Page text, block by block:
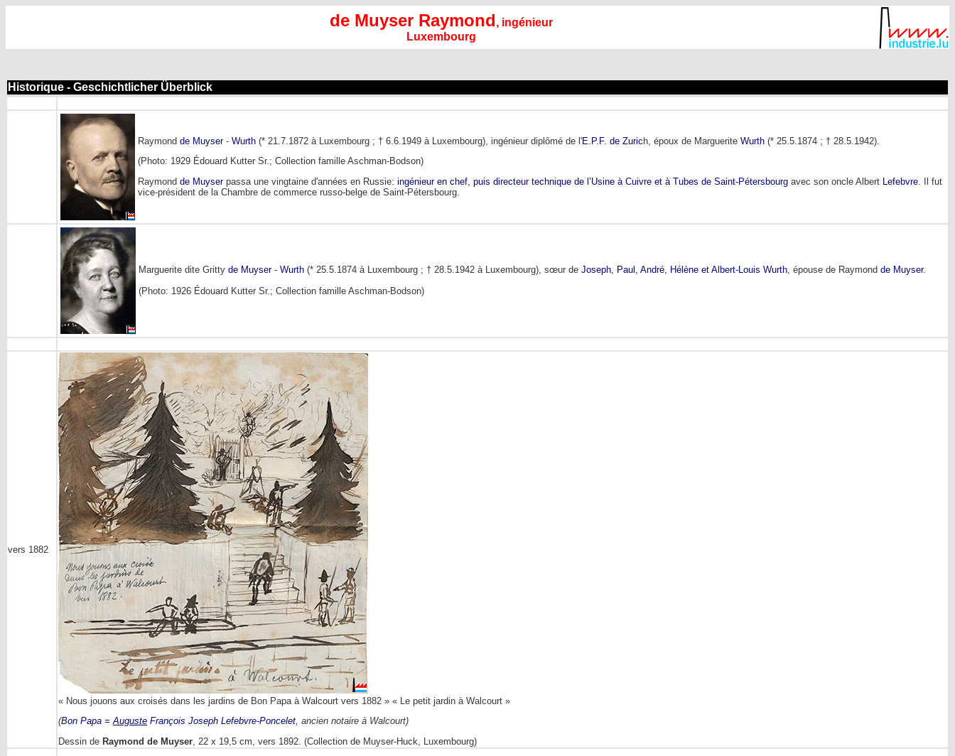
de Muyser Raymond, ingénieur
Luxembourg
Historique - Geschichtlicher Überblick
Raymond de Muyser- Wurth (* 21.7.1872 à Luxembourg ; † 6.6.1949 à Luxembourg), ingénieur diplômé de l'E.P.F. de Zuric h, époux de Marguerite Wurth (* 25.5.1874 ; † 28.5.1942).
(Photo: 1929 Édouard Kutter Sr.; Collection famille Aschman-Bodson)
Raymond de Muyserpassa une vingtaine d'années en Russie: ingénieur en chef, puis directeur technique de l’Usine à Cuivre et à Tubes de Saint-Pétersbourg avec son oncle Albert Lefebvre . Il fut
vice-président de la Chambre de commerce russo-belge de Saint-Pétersbourg.
Marguerite dite Gritty de Muyser- Wurth (* 25.5.1874 à Luxembourg ; † 28.5.1942 à Luxembourg), sœur de Joseph, Paul, André, Hélène et Albert-Louis Wurth, épouse de Raymond de Muyser.
(Photo: 1926 Édouard Kutter Sr.; Collection famille Aschman-Bodson)
vers 1882
« Nous jouons aux croisés dans les jardins de Bon Papa à Walcourt vers 1882 » « Le petit jardin à Walcourt »
(Bon Papa =Auguste François Joseph Lefebvre-Poncelet, ancien notaire à Walcourt)
Dessin de Raymond de Muyser , 22 x 19,5 cm, vers 1892. (Collection de Muyser-Huck, Luxembourg)